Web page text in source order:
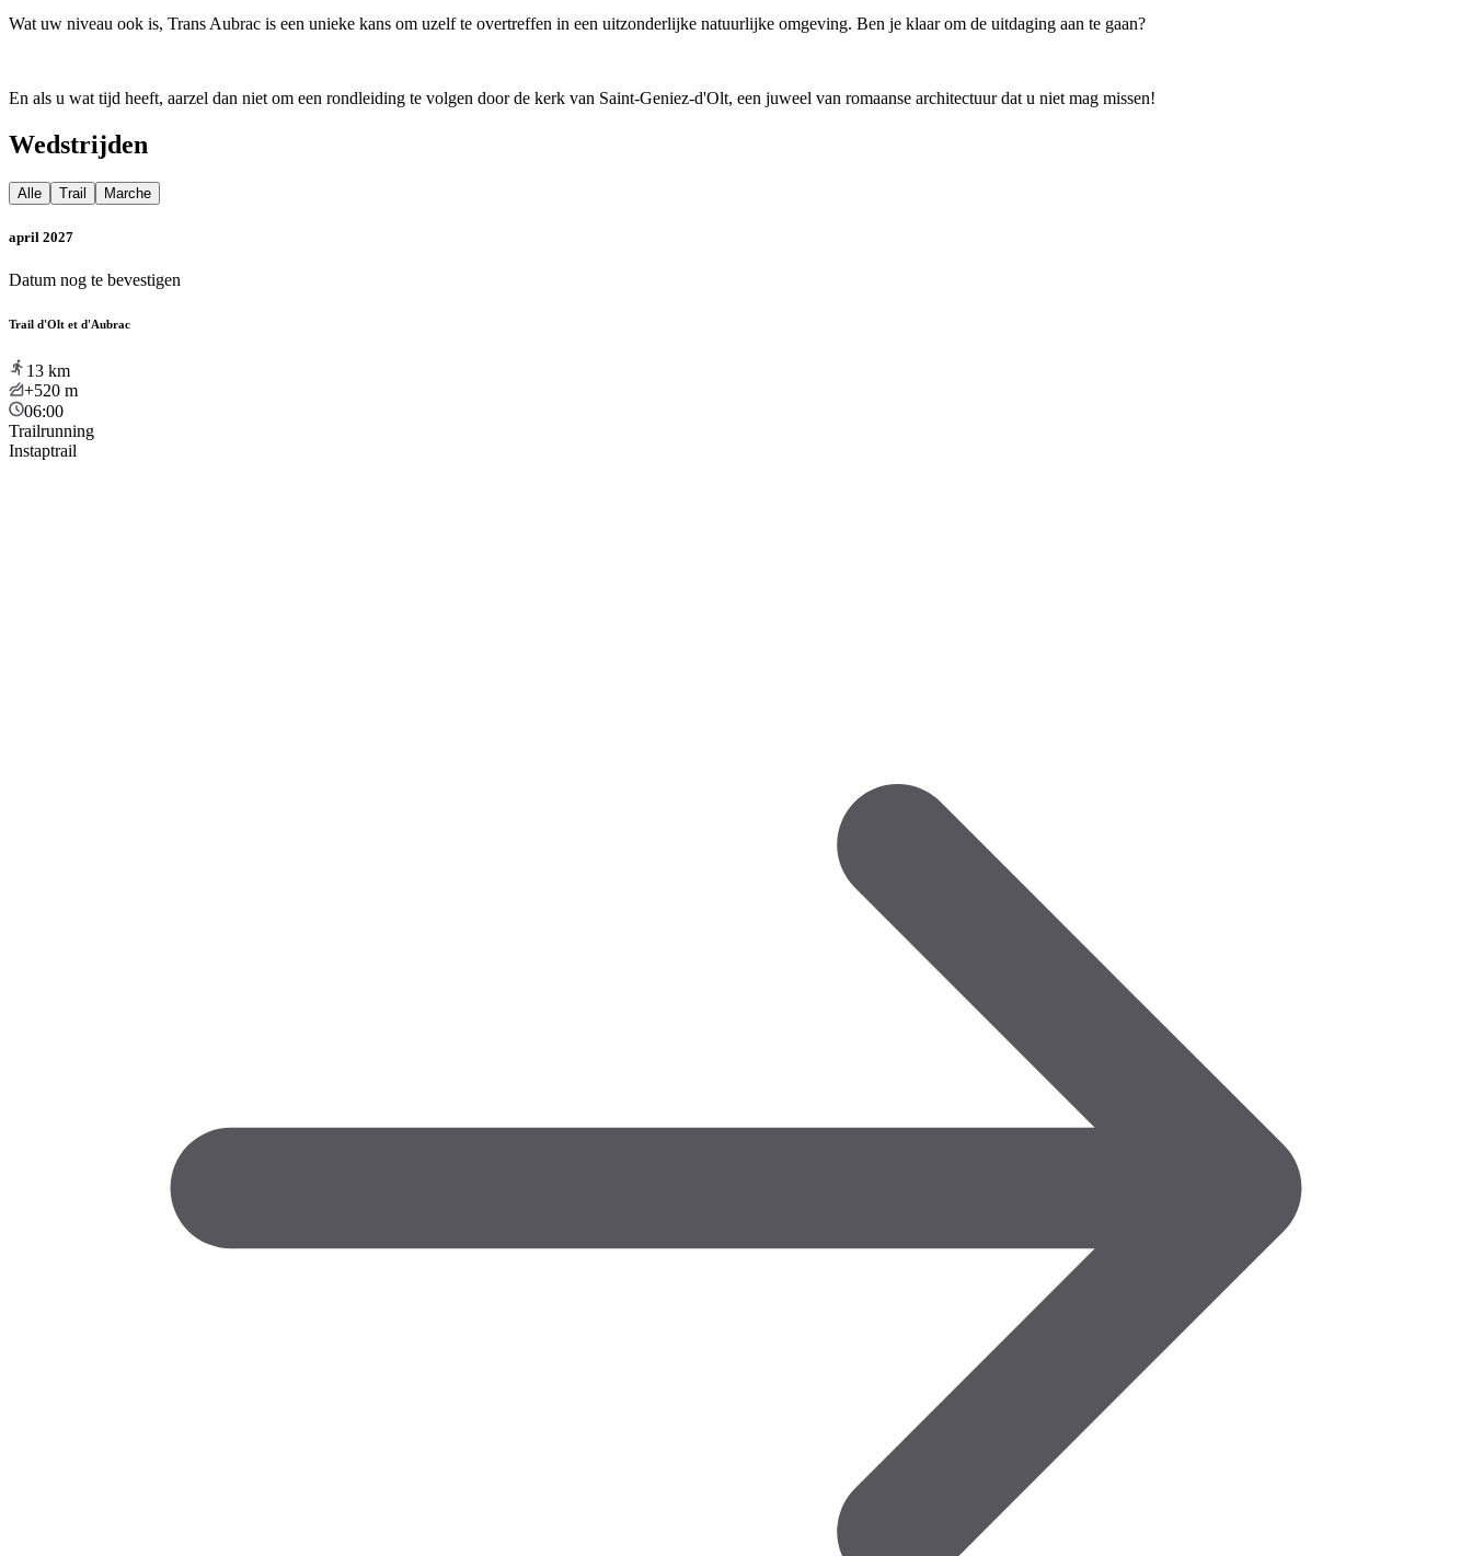
Wat uw niveau ook is, Trans Aubrac is een unieke kans om uzelf te overtreffen in een uitzonderlijke natuurlijke omgeving. Ben je klaar om de uitdaging aan te gaan?
En als u wat tijd heeft, aarzel dan niet om een rondleiding te volgen door de kerk van Saint-Geniez-d'Olt, een juweel van romaanse architectuur dat u niet mag missen!
Wedstrijden
Alle Trail Marche
april 2027
Datum nog te bevestigen
Trail d'Olt et d'Aubrac
13 km
+520 m
06:00
Trailrunning
Instaptrail